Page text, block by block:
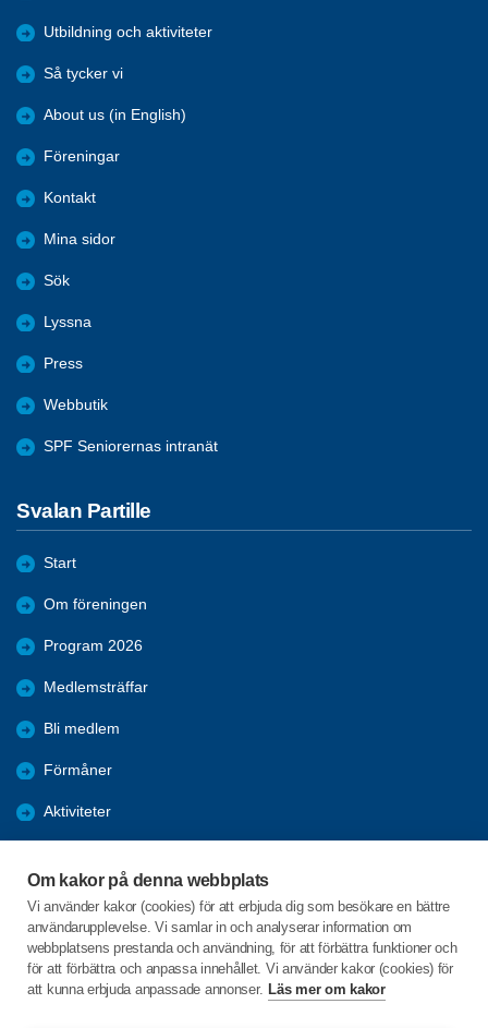
Om kakor på denna webbplats
Vi använder kakor (cookies) för att erbjuda dig som besökare en bättre
användarupplevelse. Vi samlar in och analyserar information om
webbplatsens prestanda och användning, för att förbättra funktioner och
för att förbättra och anpassa innehållet. Vi använder kakor (cookies) för
att kunna erbjuda anpassade annonser. Läs mer om kakor
Utbildning och aktiviteter
Så tycker vi
About us (in English)
Föreningar
Kontakt
Mina sidor
Sök
Lyssna
Press
Webbutik
SPF Seniorernas intranät
Svalan Partille
Start
Om föreningen
Program 2026
Medlemsträffar
Bli medlem
Förmåner
Aktiviteter
Mer att läsa
Bildgalleri
C/o:Studieförbundet Vuxenskolan